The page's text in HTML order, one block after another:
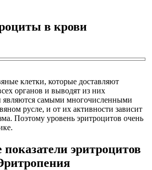
в крови
клетки, которые доставляют
органов и выводят из них
являются самыми многочисленными
русле, и от их активности зависит
Поэтому уровень эритроцитов очень
эритроцитов